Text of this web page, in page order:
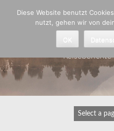
Astrid
Diese Website benutzt
nutzt, gehen wir von